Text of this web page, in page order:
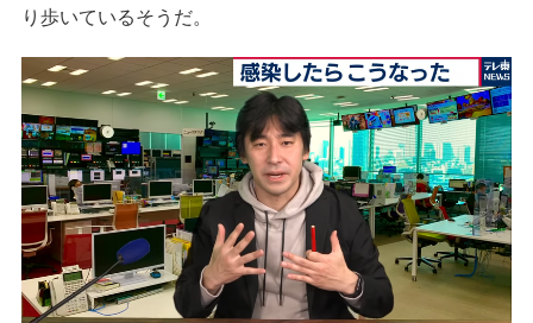
り歩いているそうだ。